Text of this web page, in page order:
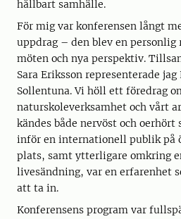
hållbart samhälle.
För mig var konferensen långt
uppdrag – den blev en personlig
möten och nya perspektiv.
Sara Eriksson representerade
Sollentuna. Vi höll ett föredrag
naturskoleverksamhet och vårt
kändes både nervöst och
inför en internationell publik på
plats, samt ytterligare omkring
livesändning, var en erfarenhet
att ta in.
Konferensens program var